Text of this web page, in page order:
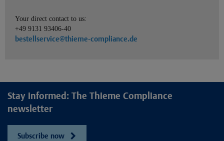
Your direct contact to us:
+49 9131 93406-40
bestellservice@thieme-compliance.de
Stay informed: The Thieme Compliance
newsletter
Subscribe now